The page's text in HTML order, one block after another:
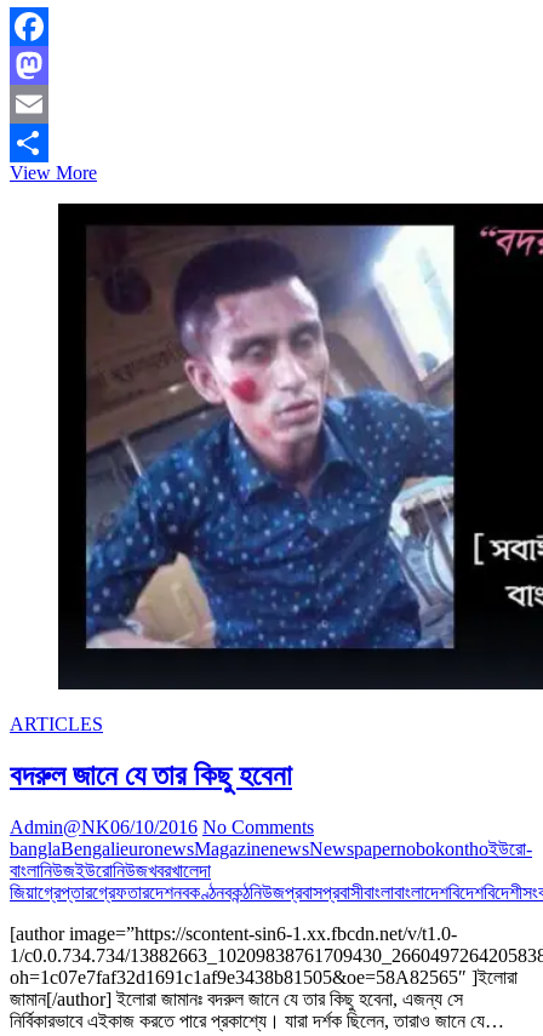
Facebook
Mastodon
Email
Share
View Moreখুন
যারা
পেয়েছে
তারা?
ARTICLES
বদরুল জানে যে তার কিছু হবেনা
Admin@NK06/10/2016 No Comments
banglaBengalieuronewsMagazinenewsNewspapernobokonthoইউরো-
বাংলানিউজইউরোনিউজখবরখালেদা
জিয়াগ্রেপ্তারগ্রেফতারদেশনবকণ্ঠনবকন্ঠনিউজপ্রবাসপ্রবাসীবাংলাবাংলাদেশবিদেশবিদেশী
[author image=”https://scontent-sin6-1.xx.fbcdn.net/v/t1.0-
1/c0.0.734.734/
oh=1c07e7faf32d1691c1af9e3438b81505&oe=58A82565″ ]ইলোরা
জামান[/author] ইলোরা জামানঃ বদরুল জানে যে তার কিছু হবেনা, এজন্য সে
নির্বিকারভাবে এইকাজ করতে পারে প্রকাশ্যে। যারা দর্শক ছিলেন, তারাও জানে যে…